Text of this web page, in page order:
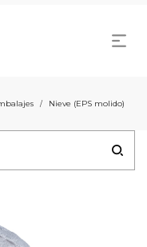
/ Nieve (EPS molido)